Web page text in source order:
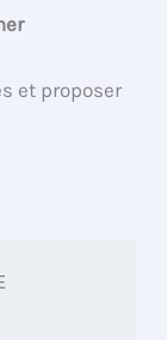
et proposer